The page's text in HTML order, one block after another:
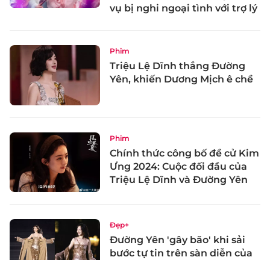
vụ bị nghi ngoại tình với trợ lý
Phim
Triệu Lệ Dĩnh thắng Đường
Yên, khiến Dương Mịch ê chề
Phim
Chính thức công bố đề cử Kim
Ưng 2024: Cuộc đối đầu của
Triệu Lệ Dĩnh và Đường Yên
Đẹp+
Đường Yên 'gây bão' khi sải
bước tự tin trên sàn diễn của